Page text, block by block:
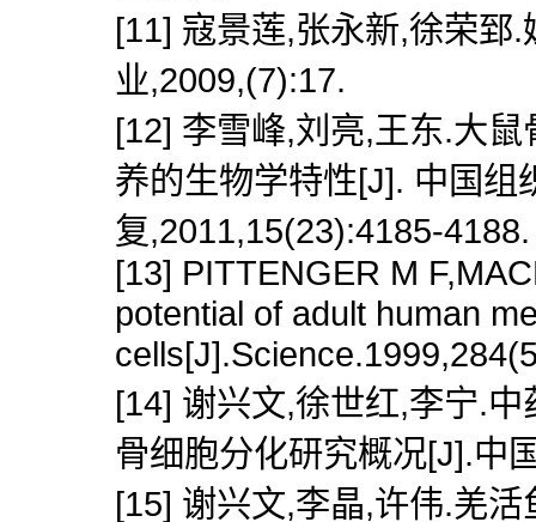
[11] 寇景莲,张永新,徐荣郅
业,2009,(7):17.
[12] 李雪峰,刘亮,王东.大
养的生物学特性[J]. 中国组
复,2011,15(23):4185-4188.
[13] PITTENGER M
potential of adult human
[14] 谢兴文,徐世红,李宁.
骨细胞分化研究概况[J].中
[15] 谢兴文,李晶,许伟.羌